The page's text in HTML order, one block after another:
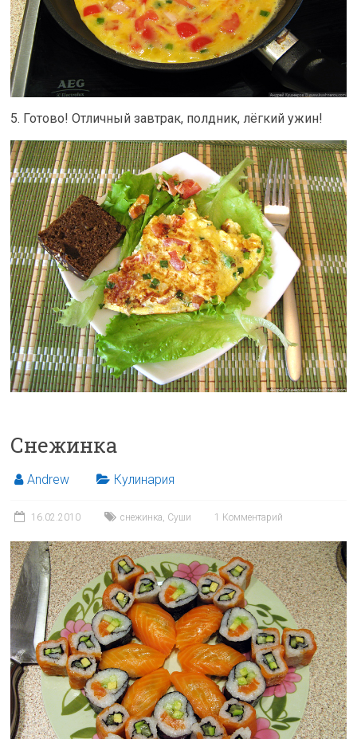
5. Готово! Отличный завтрак, полдник, лёгкий ужин!
Снежинка
Andrew Кулинария
16.02.2010 снежинка, Суши 1 Комментарий